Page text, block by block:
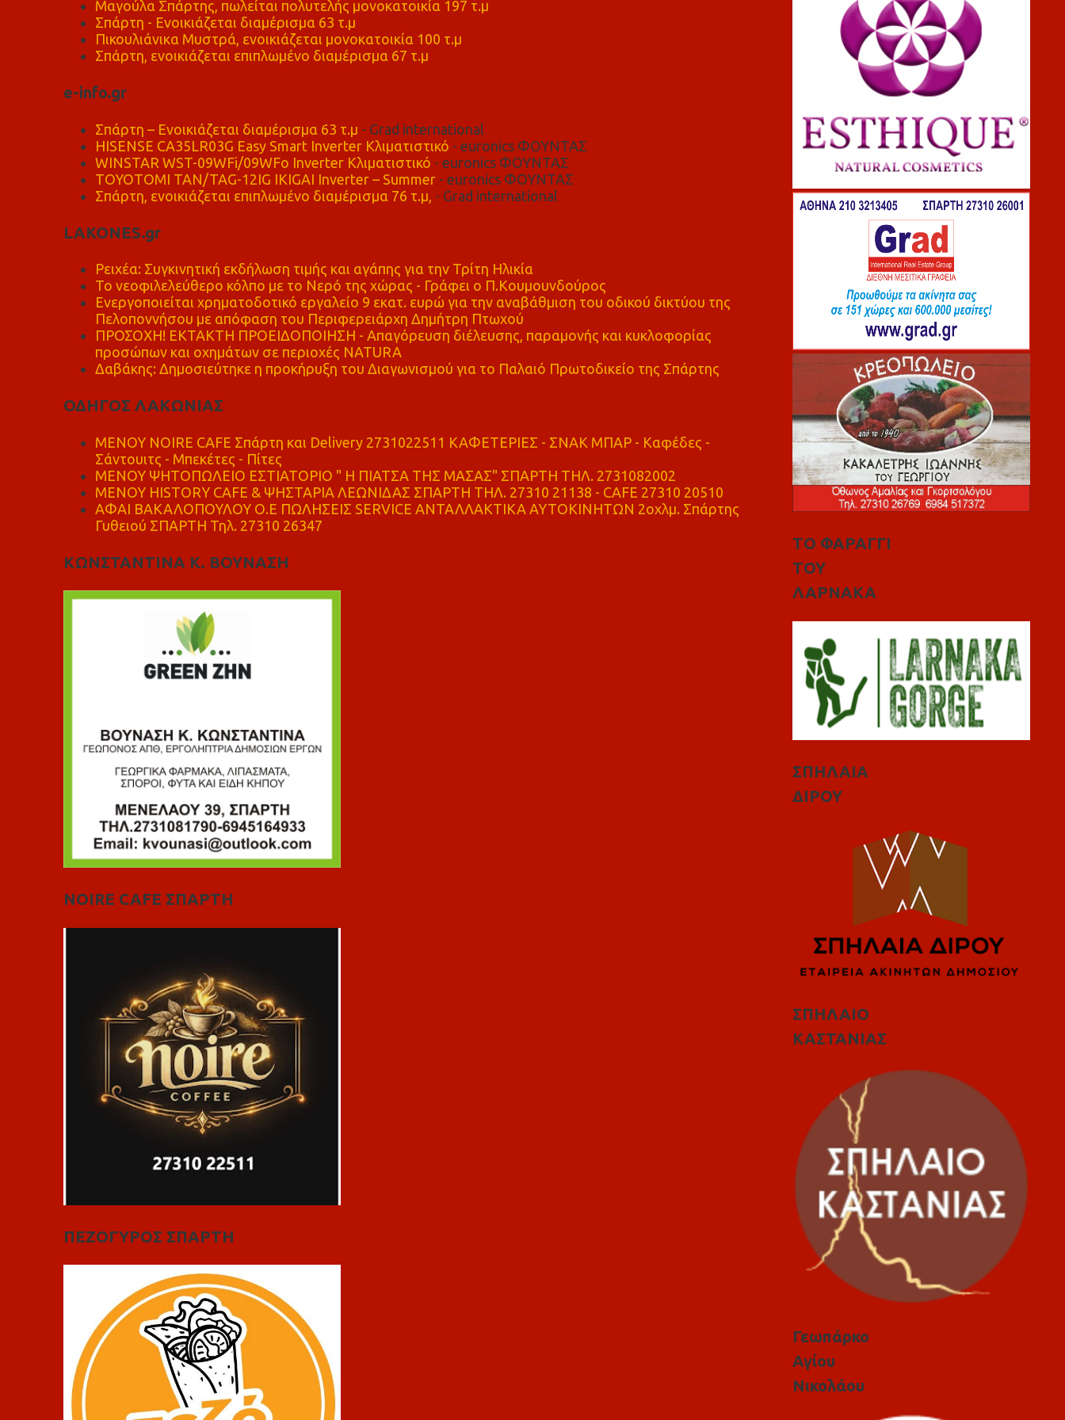
Μαγούλα Σπάρτης, πωλείται πολυτελής μονοκατοικία 197 τ.μ
Σπάρτη - Ενοικιάζεται διαμέρισμα 63 τ.μ
Πικουλιάνικα Μυστρά, ενοικιάζεται μονοκατοικία 100 τ.μ
Σπάρτη, ενοικιάζεται επιπλωμένο διαμέρισμα 67 τ.μ
e-info.gr
Σπάρτη – Ενοικιάζεται διαμέρισμα 63 τ.μ - Grad international
HISENSE CA35LR03G Easy Smart Inverter Κλιματιστικό - euronics ΦΟΥΝΤΑΣ
WINSTAR WST-09WFi/09WFo Inverter Κλιματιστικό - euronics ΦΟΥΝΤΑΣ
TOYOTOMI TAN/TAG-12IG IKIGAI Inverter – Summer- euronics ΦΟΥΝΤΑΣ
Σπάρτη, ενοικιάζεται επιπλωμένο διαμέρισμα 76 τ.μ, - Grad international
LAKONES.gr
Ρειχέα: Συγκινητική εκδήλωση τιμής και αγάπης για την Τρίτη Ηλικία
Το νεοφιλελεύθερο κόλπο με το Νερό της χώρας - Γράφει ο Π.Κουμουνδούρος
Ενεργοποιείται χρηματοδοτικό εργαλείο 9 εκατ. ευρώ για την αναβάθμιση του οδικού δικτύου της
Πελοποννήσου με απόφαση του Περιφερειάρχη Δημήτρη Πτωχού
ΠΡΟΣΟΧΗ! ΕΚΤΑΚΤΗ ΠΡΟΕΙΔΟΠΟΙΗΣΗ - Απαγόρευση διέλευσης, παραμονής και κυκλοφορίας
προσώπων και οχημάτων σε περιοχές NATURA
Δαβάκης: Δημοσιεύτηκε η προκήρυξη του Διαγωνισμού για το Παλαιό Πρωτοδικείο της Σπάρτης
ΟΔΗΓΟΣ ΛΑΚΩΝΙΑΣ
MENOY NOIRE CAFE Σπάρτη και Delivery 2731022511 ΚΑΦΕΤΕΡΙΕΣ - ΣΝΑΚ ΜΠΑΡ - Καφέδες -
Σάντουιτς - Μπεκέτες - Πίτες
ΜΕΝΟΥ ΨΗΤΟΠΩΛΕΙΟ ΕΣΤΙΑΤΟΡΙΟ " Η ΠΙΑΤΣΑ ΤΗΣ ΜΑΣΑΣ" ΣΠΑΡΤΗ ΤΗΛ. 2731082002
ΜΕΝΟΥ HISTORY CAFE & ΨΗΣΤΑΡΙΑ ΛΕΩΝΙΔΑΣ ΣΠΑΡΤΗ ΤΗΛ. 27310 21138 - CAFE 27310 20510
ΑΦΑΙ ΒΑΚΑΛΟΠΟΥΛΟΥ Ο.Ε ΠΩΛΗΣΕΙΣ SERVICE ΑΝΤΑΛΛΑΚΤΙΚΑ ΑΥΤΟΚΙΝΗΤΩΝ 2οχλμ. Σπάρτης
Γυθειού ΣΠΑΡΤΗ Τηλ. 27310 26347
ΚΩΝΣΤΑΝΤΙΝΑ Κ. ΒΟΥΝΑΣΗ
NOIRE CAFE ΣΠΑΡΤΗ
ΠΕΖΟΓΥΡΟΣ ΣΠΑΡΤΗ
ΤΟ ΦΑΡΑΓΓΙ
ΤΟΥ
ΛΑΡΝΑΚΑ
ΣΠΗΛΑΙΑ
ΔΙΡΟΥ
ΣΠΗΛΑΙΟ
ΚΑΣΤΑΝΙΑΣ
Γεωπάρκο
Αγίου
Νικολάου